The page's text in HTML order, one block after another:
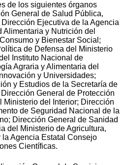
de los siguientes órganos
General de Salud Pública,
Ejecutiva de la Agencia
y Nutrición del
y Bienestar Social;
de Defensa del Ministerio
Instituto Nacional de
Agraria y Alimentaria del
y Universidades;
y Estudios de la Secretaría de
General de Protección
Ministerio del Interior; Dirección
de Seguridad Nacional de la
Dirección General de Sanidad
del Ministerio de Agricultura,
la Agencia Estatal Consejo
Científicas.